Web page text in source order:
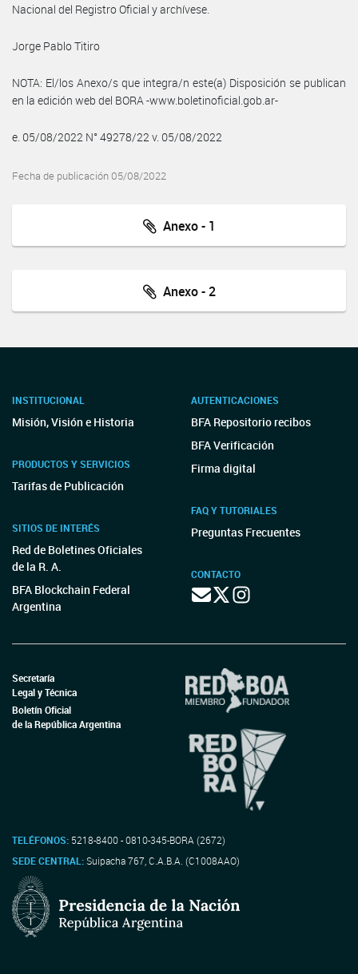
Nacional del Registro Oficial y archívese.
Jorge Pablo Titiro
NOTA: El/los Anexo/s que integra/n este(a) Disposición se publican
en la edición web del BORA -www.boletinoficial.gob.ar-
e. 05/08/2022 N° 49278/22 v. 05/08/2022
Fecha de publicación 05/08/2022
Anexo - 1
Anexo - 2
INSTITUCIONAL
Misión, Visión e Historia
PRODUCTOS Y SERVICIOS
Tarifas de Publicación
SITIOS DE INTERÉS
Red de Boletines Oficiales
de la R. A.
BFA Blockchain Federal
Argentina
AUTENTICACIONES
BFA Repositorio recibos
BFA Verificación
Firma digital
FAQ Y TUTORIALES
Preguntas Frecuentes
CONTACTO
Secretaría
Legal y Técnica
Boletín Oficial
de la República Argentina
TELÉFONOS: 5218-8400 - 0810-345-BORA (2672)
SEDE CENTRAL:Suipacha 767, C.A.B.A. (C1008AAO)